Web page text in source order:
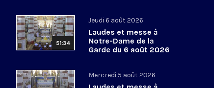
51:34
Jeudi 6 août 2026
Laudes et messe à
Notre-Dame de la
Garde du 6 août 2026
Mercredi 5 août 2026